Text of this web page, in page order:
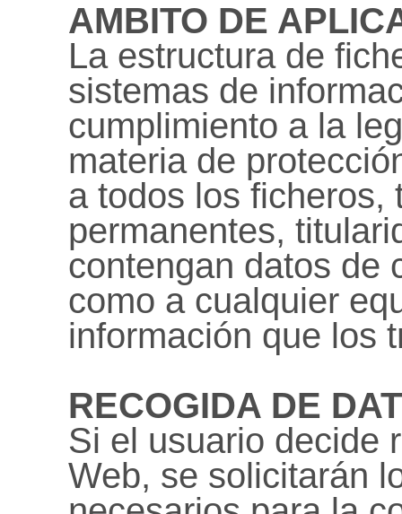
AMBITO DE
La estructura de
sistemas de
cumplimiento a la
materia de
a todos los ficheros,
permanentes,
contengan datos de
como a cualquier
información que los
RECOGIDA DE
Si el usuario decide
Web, se solicitarán